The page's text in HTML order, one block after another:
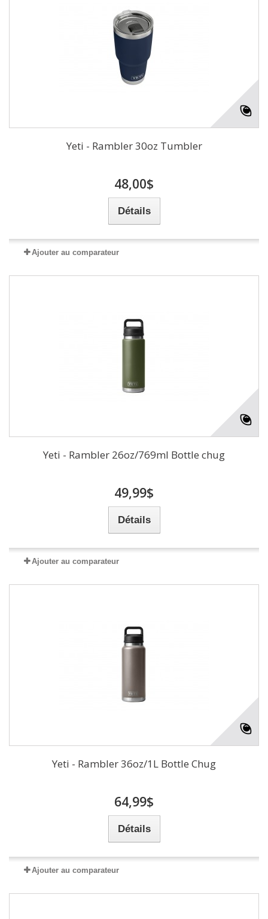
Yeti - Rambler 30oz Tumbler
48,00$
Détails
Ajouter au comparateur
Yeti - Rambler 26oz/769ml Bottle chug
49,99$
Détails
Ajouter au comparateur
Yeti - Rambler 36oz/1L Bottle Chug
64,99$
Détails
Ajouter au comparateur